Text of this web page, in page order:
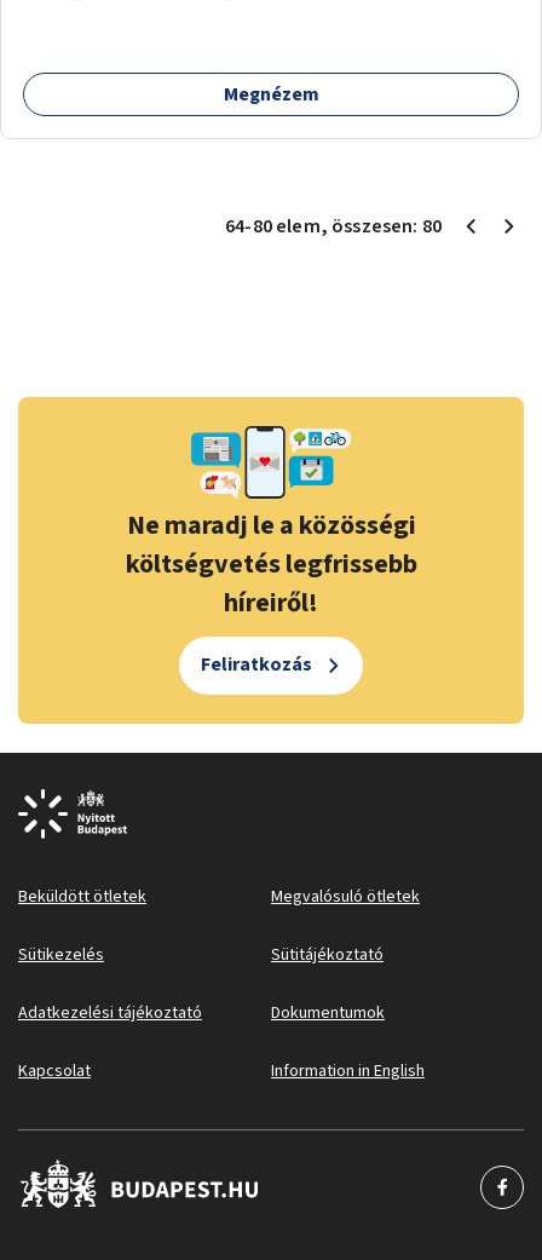
aszfaltos területek.
Megnézem
64-80elem, összesen: 80
Ne maradj le a közösségi
költségvetés legfrissebb
híreiről!
Feliratkozás
Beküldött ötletek Megvalósuló ötletek
Sütikezelés Sütitájékoztató
Adatkezelési tájékoztató Dokumentumok
Kapcsolat Information in English